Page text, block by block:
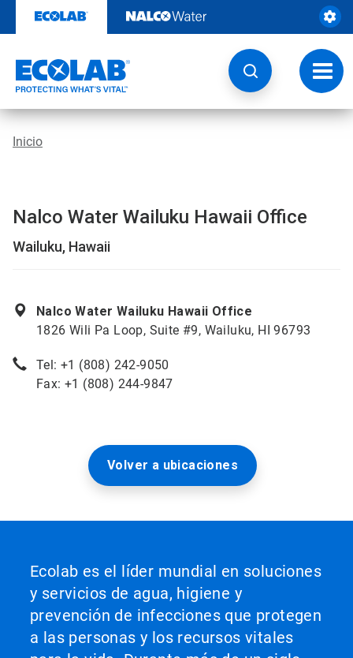
contenido
Botón
de
Inicio
Nalco Water Wailuku Hawaii Office
Wailuku, Hawaii
Nalco Water Wailuku Hawaii Office
1826 Wili Pa Loop, Suite #9, Wailuku, HI 96793
Tel: +1 (808) 242-9050
Fax: +1 (808) 244-9847
Volver a ubicaciones
Ecolab es el líder mundial en soluciones
y servicios de agua, higiene y
prevención de infecciones que protegen
a las personas y los recursos vitales